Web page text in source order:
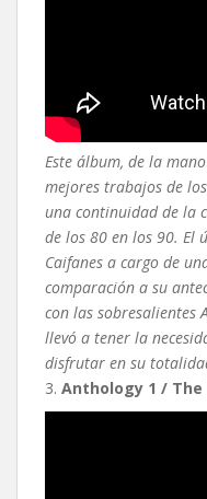
Este álbum, de la
mejores trabajos de
una continuidad de la
de los 80 en los 90. El
Caifanes a cargo de
comparación a su
con las sobresalientes
llevó a tener la
disfrutar en su
3. Anthology 1 / The